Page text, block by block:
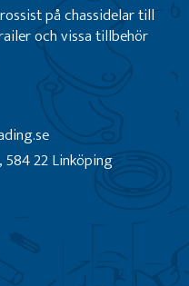
på chassidelar till
och vissa tillbehör
584 22 Linköping